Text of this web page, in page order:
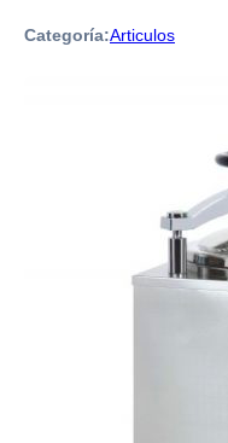
Categoría:Articulos